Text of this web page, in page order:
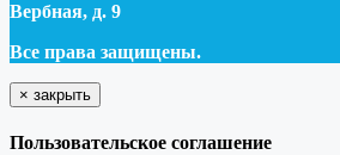
Вербная, д. 9
Все права защищены.
× закрыть
Пользовательское соглашение